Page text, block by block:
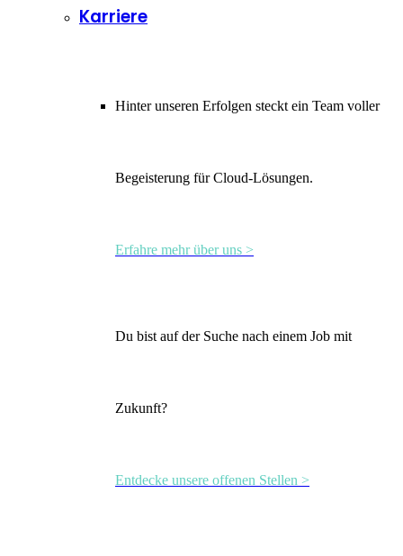
Karriere
Hinter unseren Erfolgen steckt ein Team voller
Begeisterung für Cloud-Lösungen.
Erfahre mehr über uns >
Du bist auf der Suche nach einem Job mit
Zukunft?
Entdecke unsere offenen Stellen >